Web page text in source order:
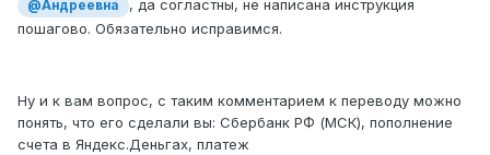
@Андреевна
, да согластны, не написана инструкция
пошагово. Обязательно исправимся.
Ну и к вам вопрос, с таким комментарием к переводу можно
понять, что его сделали вы: Сбербанк РФ (МСК), пополнение
счета в Яндекс.Деньгах, платеж